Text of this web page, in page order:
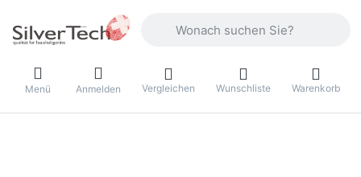
Menü Anmelden Vergleichen Wunschliste Warenkorb